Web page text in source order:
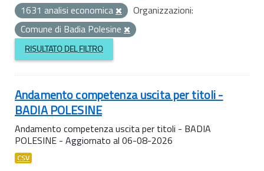
1631 analisi economica
Organizzazioni:
Comune di Badia Polesine
RISULTATO DEL FILTRO
Andamento competenza uscita per titoli -
BADIA POLESINE
Andamento competenza uscita per titoli - BADIA
POLESINE - Aggiornato al 06-08-2026
CSV